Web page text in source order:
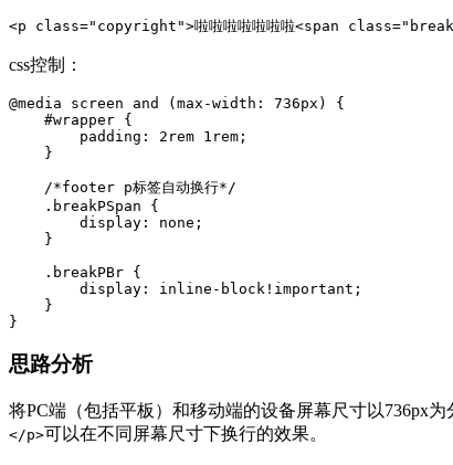
<p class="copyright">啦啦啦啦啦啦啦<span
css控制：
@media screen and (max-width: 736px) {
    #wrapper {
        padding: 2rem 1rem;
    }
    /*footer p标签自动换行*/
    .breakPSpan {
        display: none;
    }
    .breakPBr {
        display: inline-block!important;
    }
}
思路分析
将PC端（包括平板）和移动端的设备屏幕尺寸以736px
</p>可以在不同屏幕尺寸下换行的效果。